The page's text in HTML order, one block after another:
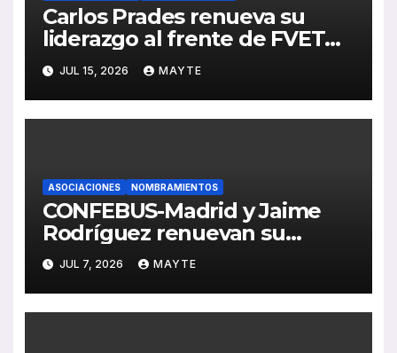
Carlos Prades renueva su
liderazgo al frente de FVET
para los próximos cuatro años
JUL 15, 2026 MAYTE
ASOCIACIONES NOMBRAMIENTOS
CONFEBUS-Madrid y Jaime
Rodríguez renuevan su
liderazgo al frente del Comité
Madrileño del Transporte por
Carretera
JUL 7, 2026 MAYTE